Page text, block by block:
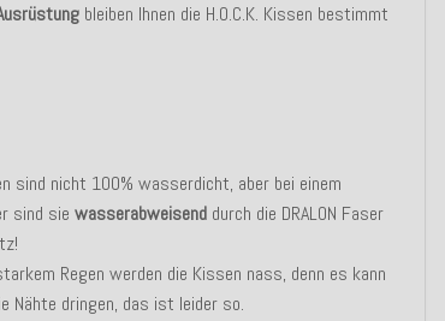
bleiben Ihnen die H.O.C.K. Kissen bestimmt
sind nicht 100% wasserdicht, aber bei einem
sind siewasserabweisend durch die DRALON Faser
Regen werden die Kissen nass, denn es kann
Nähte dringen, das ist leider so.